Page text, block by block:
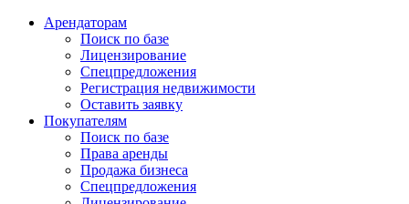
Арендаторам
Поиск по базе
Лицензирование
Спецпредложения
Регистрация недвижимости
Оставить заявку
Покупателям
Поиск по базе
Права аренды
Продажа бизнеса
Спецпредложения